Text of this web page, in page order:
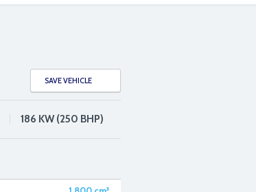
SAVE VEHICLE
186 KW (250 BHP)